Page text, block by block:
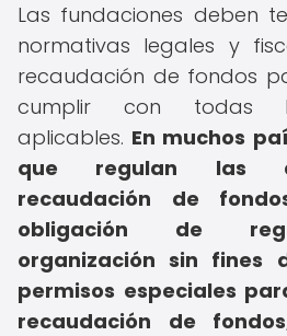
Las fundaciones deben
normativas legales y
recaudación de fondos
cumplir con todas
aplicables. En muchos
que regulan las
recaudación de
obligación de
organización sin fines
permisos especiales
recaudación de